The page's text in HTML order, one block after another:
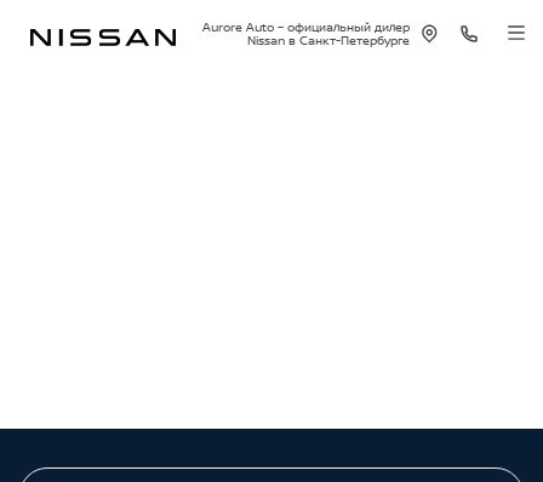
Aurore Auto – официальный дилер
Nissan в Санкт-Петербурге